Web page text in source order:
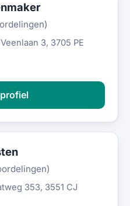
3, 3705 PE
353, 3551 CJ